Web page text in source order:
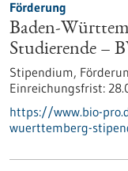
Förderung
Baden-
Studierende –
Stipendium,
Einreichungsfrist:
https://www.bio-
wuerttemberg-